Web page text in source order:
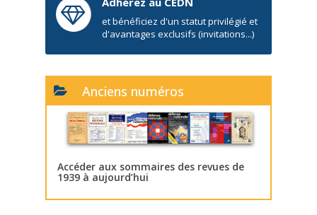
et bénéficiez d'un statut privilégié et
d'avantages exclusifs (invitations...)
Anciens numéros
Accéder aux sommaires des revues de
1939 à aujourd’hui